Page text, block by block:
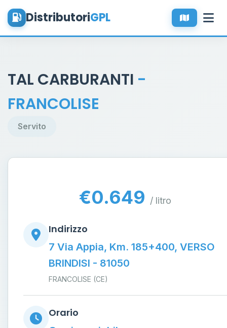
DistributoriGPL
TAL CARBURANTI -
FRANCOLISE
Servito
€0.649 / litro
Indirizzo
7 Via Appia, Km. 185+400, VERSO
BRINDISI - 81050
FRANCOLISE (CE)
Orario